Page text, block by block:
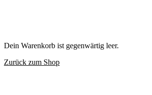
Dein Warenkorb ist gegenwärtig leer.
Zurück zum Shop